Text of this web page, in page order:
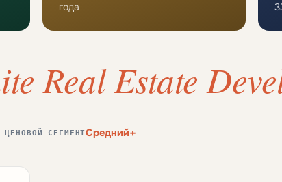
года
Real Estate
ЦЕНОВОЙ СЕГМЕНТСредний+